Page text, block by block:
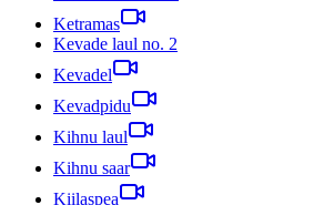
Ketramas
Kevade laul no. 2
Kevadel
Kevadpidu
Kihnu laul
Kihnu saar
Kiilaspea